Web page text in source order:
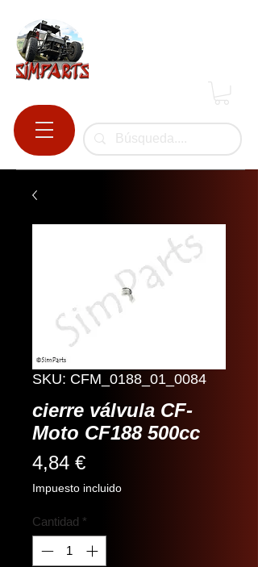
SKU: CFM_0188_01_0084
cierre válvula CF-
Moto CF188 500cc
4,84 €Precio
Impuesto incluido
Cantidad *